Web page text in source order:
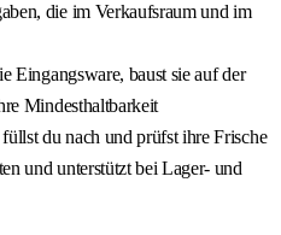
die im Verkaufsraum und im
Eingangsware, baust sie auf der
Mindesthaltbarkeit
du nach und prüfst ihre Frische
und unterstützt bei Lager- und